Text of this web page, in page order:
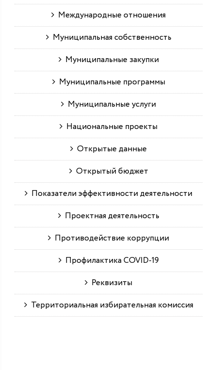
Международные отношения
Муниципальная собственность
Муниципальные закупки
Муниципальные программы
Муниципальные услуги
Национальные проекты
Открытые данные
Открытый бюджет
Показатели эффективности деятельности
Проектная деятельность
Противодействие коррупции
Профилактика COVID-19
Реквизиты
Территориальная избирательная комиссия